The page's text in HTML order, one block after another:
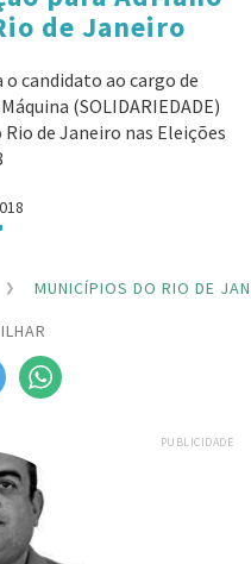
de Janeiro
candidato ao cargo de
(SOLIDARIEDADE)
de Janeiro nas Eleições
MUNICÍPIOS DO RIO DE
PUBLICIDADE